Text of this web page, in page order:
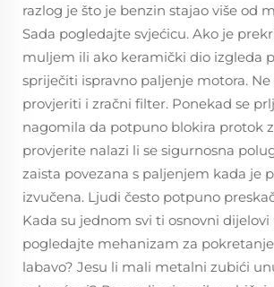
razlog je što je benzin stajao više od
Sada pogledajte svjećicu. Ako je
muljem ili ako keramički dio izgleda
spriječiti ispravno paljenje motora.
provjeriti i zračni filter. Ponekad se
nagomila da potpuno blokira protok
provjerite nalazi li se sigurnosna
zaista povezana s paljenjem kada je
izvučena. Ljudi često potpuno
Kada su jednom svi ti osnovni dijelovi
pogledajte mehanizam za
labavo? Jesu li mali metalni zubići